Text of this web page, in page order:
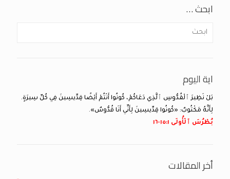
ابحث …
اية اليوم
بَلْ نَظِيرَ ٱلْقُدُّوسِ ٱلَّذِي دَعَاكُمْ، كُونُوا أَنْتُمْ أَيْضًا قِدِّيسِينَ فِي كُلِّ سِيرَةٍ.
لِأَنَّهُ مَكْتُوبٌ: «كُونُوا قِدِّيسِينَ لِأَنِّي أَنَا قُدُّوسٌ».
بُطْرُسَ ٱلْأُولَى ١:‏١٥-‏١٦
أخر المقالات